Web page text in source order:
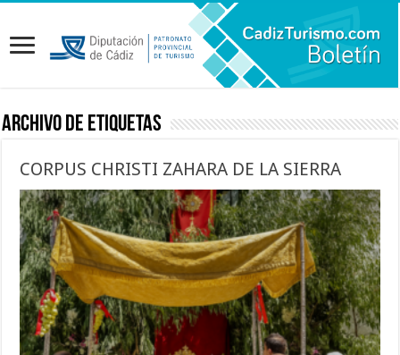
Archivo de etiquetas
CORPUS CHRISTI ZAHARA DE LA SIERRA